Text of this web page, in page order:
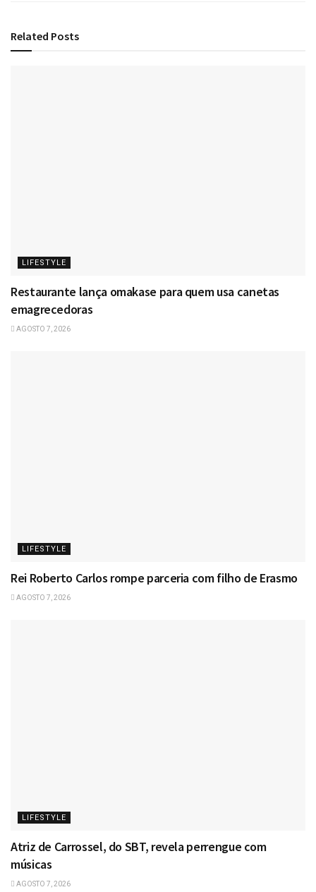
Related Posts
LIFESTYLE
Restaurante lança omakase para quem usa canetas
emagrecedoras
AGOSTO 7, 2026
LIFESTYLE
Rei Roberto Carlos rompe parceria com filho de Erasmo
AGOSTO 7, 2026
LIFESTYLE
Atriz de Carrossel, do SBT, revela perrengue com
músicas
AGOSTO 7, 2026